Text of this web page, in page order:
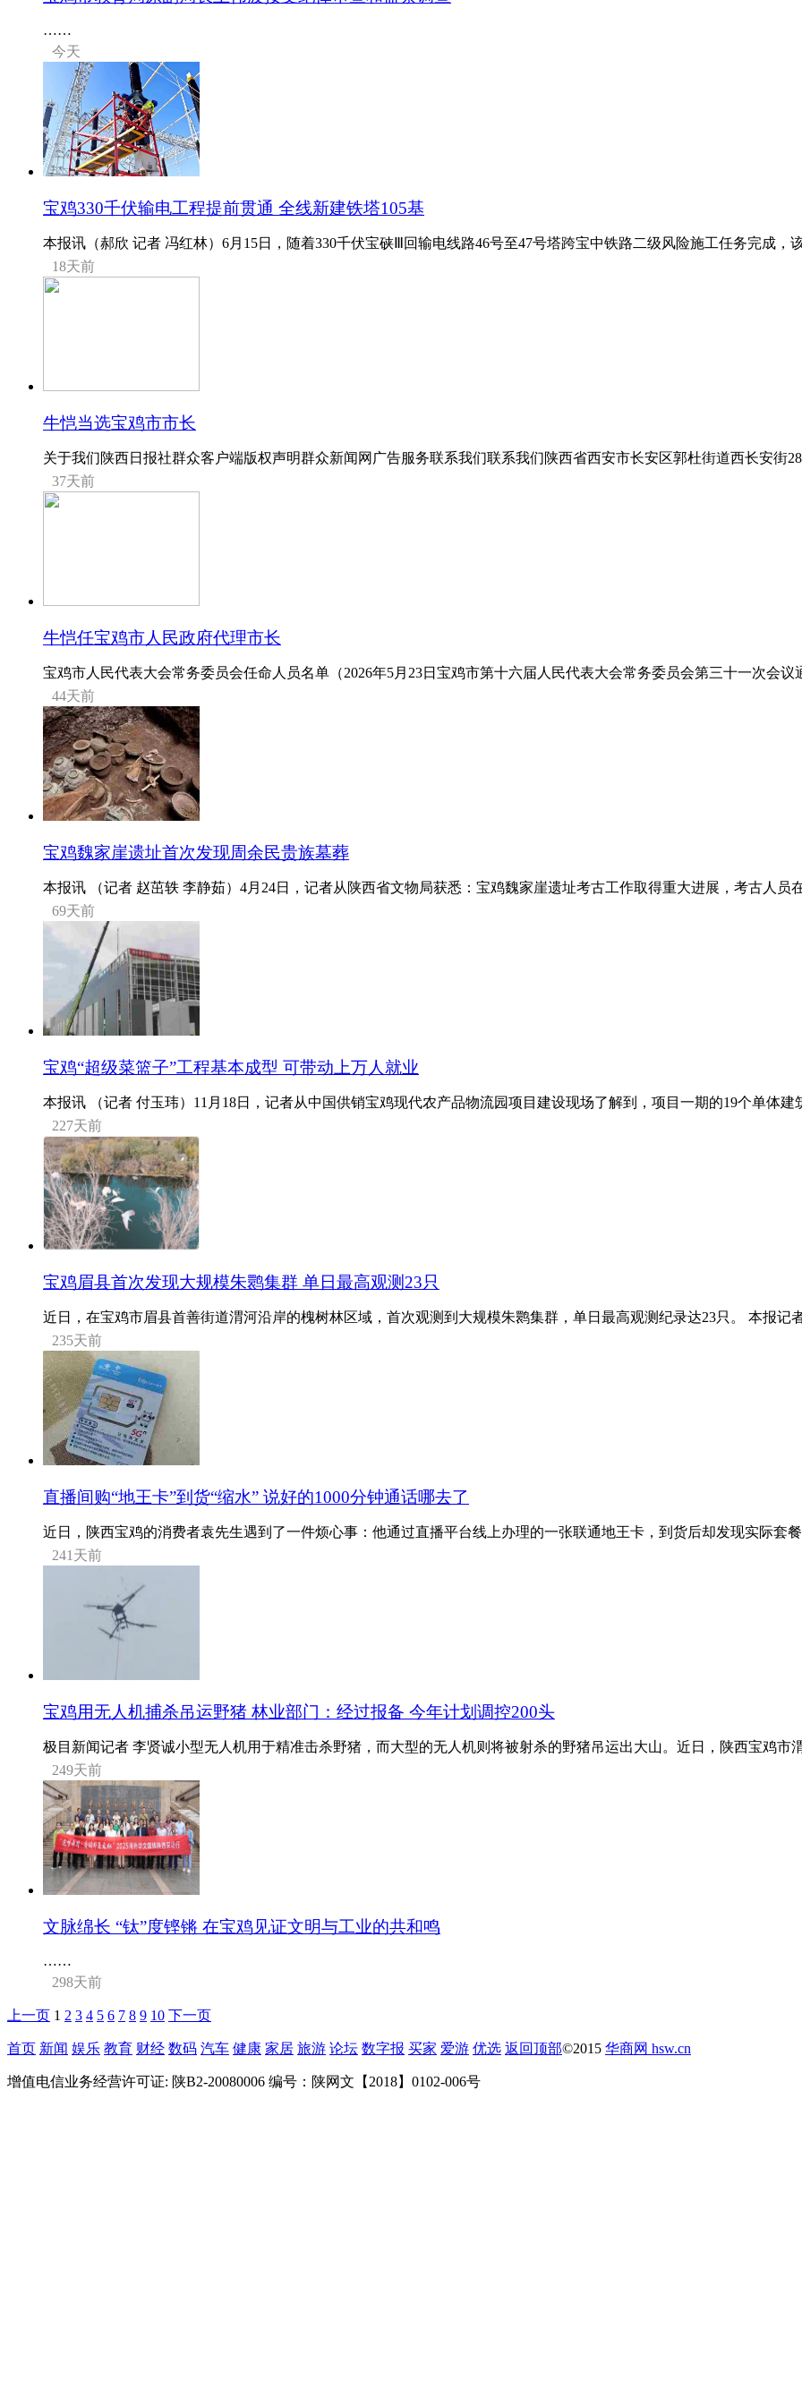
……
今天
宝鸡330千伏输电工程提前贯通 全线新建铁塔105基
本报讯（郝欣 记者 冯红林）6月15日，随着330千伏宝硖Ⅲ回输电线路46号至47号塔跨宝中铁路二级风险施工任务完成
18天前
牛恺当选宝鸡市市长
关于我们陕西日报社群众客户端版权声明群众新闻网广告服务联系我们联系我们陕西省西安市长安区郭杜街道西长安街
37天前
牛恺任宝鸡市人民政府代理市长
宝鸡市人民代表大会常务委员会任命人员名单（2026年5月23日宝鸡市第十六届人民代表大会常务委员会第三十一次会
44天前
宝鸡魏家崖遗址首次发现周余民贵族墓葬
本报讯 （记者 赵茁轶 李静茹）4月24日，记者从陕西省文物局获悉：宝鸡魏家崖遗址考古工作取得重大进展，考古人
69天前
宝鸡“超级菜篮子”工程基本成型 可带动上万人就业
本报讯 （记者 付玉玮）11月18日，记者从中国供销宝鸡现代农产品物流园项目建设现场了解到，项目一期的19个单体
227天前
宝鸡眉县首次发现大规模朱鹮集群 单日最高观测23只
近日，在宝鸡市眉县首善街道渭河沿岸的槐树林区域，首次观测到大规模朱鹮集群，单日最高观测纪录达23只。 本报
235天前
直播间购“地王卡”到货“缩水” 说好的1000分钟通话哪去了
近日，陕西宝鸡的消费者袁先生遇到了一件烦心事：他通过直播平台线上办理的一张联通地王卡，到货后却发现实际套
241天前
宝鸡用无人机捕杀吊运野猪 林业部门：经过报备 今年计划调控200头
极目新闻记者 李贤诚小型无人机用于精准击杀野猪，而大型的无人机则将被射杀的野猪吊运出大山。近日，陕西宝鸡
249天前
文脉绵长 “钛”度铿锵 在宝鸡见证文明与工业的共和鸣
……
298天前
上一页 1 2 3 4 5 6 7 8 9 10 下一页
首页 新闻 娱乐 教育 财经 数码 汽车 健康 家居 旅游 论坛 数字报 买家 爱游 优选 返回顶部©2015 华商网 hsw.cn
增值电信业务经营许可证: 陕B2-20080006 编号：陕网文【2018】0102-006号